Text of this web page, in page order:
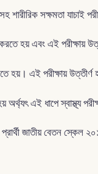
সহ শারীরিক সক্ষমতা
হয় এবং এই পরীক্ষায়
হয়। এই পরীক্ষায়
অর্থ্যৎ এই ধাপে স্বাস্থ্য
জাতীয় বেতন স্কেল